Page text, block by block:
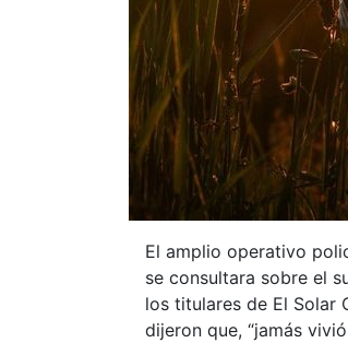
El amplio operativo
se consultara sobre el
los titulares de El Solar
dijeron que, “jamás